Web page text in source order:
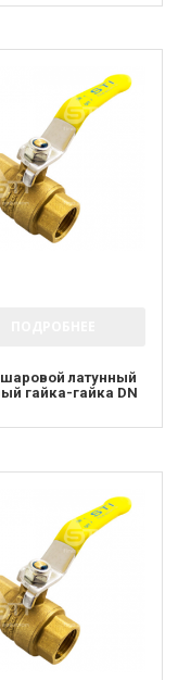
латунный
гайка-гайка DN